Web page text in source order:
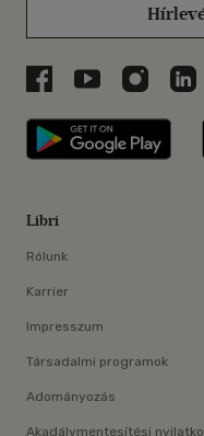
Libri a Facebookon
Libri aLibri
Libri
Rólunk
Karrier
Impresszum
Társadalmi programok
Adományozás
Akadálymentesítési